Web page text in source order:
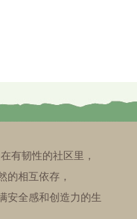
有韧性的社区里，
的相互依存，
安全感和创造力的生